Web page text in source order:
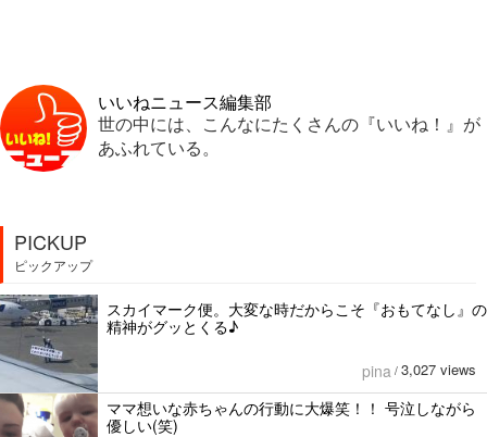
いいねニュース編集部
世の中には、こんなにたくさんの『いいね！』が
あふれている。
PICKUP
ピックアップ
スカイマーク便。大変な時だからこそ『おもてなし』の
精神がグッとくる♪
pina / 3,027 views
ママ想いな赤ちゃんの行動に大爆笑！！ 号泣しながら
優しい(笑)